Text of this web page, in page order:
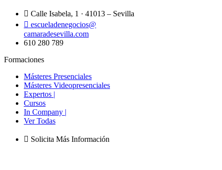
Calle Isabela, 1 · 41013 – Sevilla
escueladenegocios@
camaradesevilla.com
610 280 789
Formaciones
Másteres Presenciales
Másteres Videopresenciales
Expertos |
Cursos
In Company |
Ver Todas
Solicita Más Información